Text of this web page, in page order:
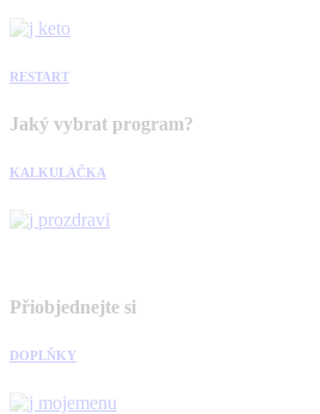
RESTART
Jaký vybrat program?
KALKULAČKA
Přiobjednejte si
DOPLŇKY